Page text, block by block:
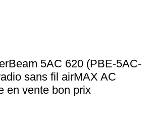
5AC 620 (PBE-5AC-
sans fil airMAX AC
en vente bon prix